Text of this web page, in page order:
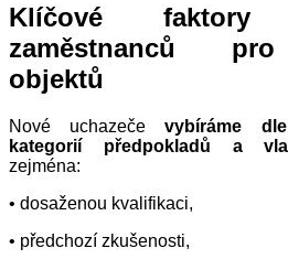
Klíčové
zaměstnanců
objektů
Nové uchazečevybíráme
kategorií předpokladů a
zejména:
• dosaženou kvalifikaci,
• předchozí zkušenosti,